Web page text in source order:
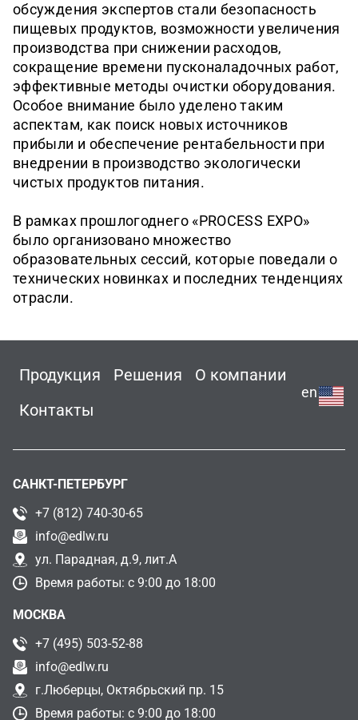
обсуждения экспертов стали безопасность
пищевых продуктов, возможности увеличения
производства при снижении расходов,
сокращение времени пусконаладочных работ,
эффективные методы очистки оборудования.
Особое внимание было уделено таким
аспектам, как поиск новых источников
прибыли и обеспечение рентабельности при
внедрении в производство экологически
чистых продуктов питания.
В рамках прошлогоднего «PROCESS EXPO»
было организовано множество
образовательных сессий, которые поведали о
технических новинках и последних тенденциях
отрасли.
Продукция Решения
О компании
Контакты
en
САНКТ-ПЕТЕРБУРГ
+7 (812) 740-30-65
info@edlw.ru
ул. Парадная, д.9, лит.А
Время работы: с 9:00 до 18:00
МОСКВА
+7 (495) 503-52-88
info@edlw.ru
г.Люберцы, Октябрьский пр. 15
Время работы: с 9:00 до 18:00